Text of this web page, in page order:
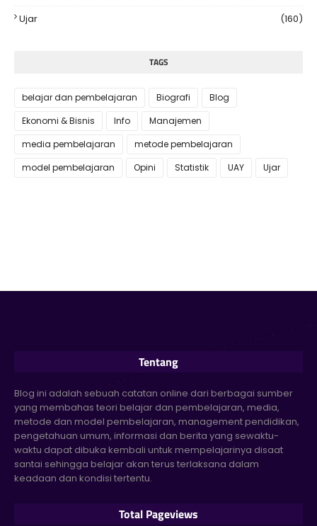
Ujar
(160)
TAGS
belajar dan pembelajaran Biografi
Blog
Ekonomi & Bisnis
Info
Manajemen
media pembelajaran
metode pembelajaran
model pembelajaran
Opini Statistik UAY Ujar
Tentang
Blog ini adalah sebuah catatan online dari berbagai sumber
yang membahas teori belajar dan pembelajaran, media,
metode dan model pembelajaran, management pendidikan,
pengetahuan umum, informasi dan berita yang sewaktu-
waktu dapat dibuka kembali untuk mempelajarinya disaat
santai sehingga belajar akan terus terlaksana dalam
keadaan dan kondisi tertentu.
Total Pageviews